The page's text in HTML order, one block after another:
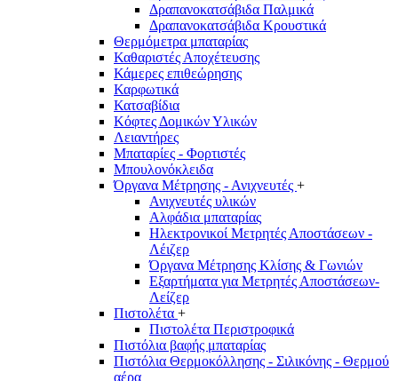
Δραπανοκατσάβιδα Παλμικά
Δραπανοκατσάβιδα Κρουστικά
Θερμόμετρα μπαταρίας
Καθαριστές Αποχέτευσης
Κάμερες επιθεώρησης
Καρφωτικά
Κατσαβίδια
Κόφτες Δομικών Υλικών
Λειαντήρες
Μπαταρίες - Φορτιστές
Μπουλονόκλειδα
Όργανα Μέτρησης - Ανιχνευτές +
Ανιχνευτές υλικών
Αλφάδια μπαταρίας
Ηλεκτρονικοί Μετρητές Αποστάσεων -
Λέιζερ
Όργανα Μέτρησης Κλίσης & Γωνιών
Εξαρτήματα για Μετρητές Αποστάσεων-
Λείζερ
Πιστολέτα +
Πιστολέτα Περιστροφικά
Πιστόλια βαφής μπαταρίας
Πιστόλια Θερμοκόλλησης - Σιλικόνης - Θερμού
αέρα